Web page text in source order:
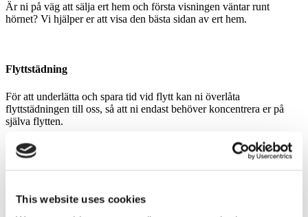
This website uses cookies
Är ni på väg att sälja ert hem och första visningen väntar runt
hörnet? Vi hjälper er att visa den bästa sidan av ert hem.
Flyttstädning
För att underlätta och spara tid vid flytt kan ni överlåta
flyttstädningen till oss, så att ni endast behöver koncentrera er på
själva flytten.
För dig som är äldre och ännu inte utnyttjar kommunal hemtjänst